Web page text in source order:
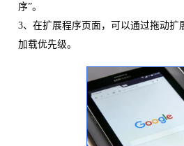
序”。
3、在扩展程序页面，可以通过拖动扩
加载优先级。